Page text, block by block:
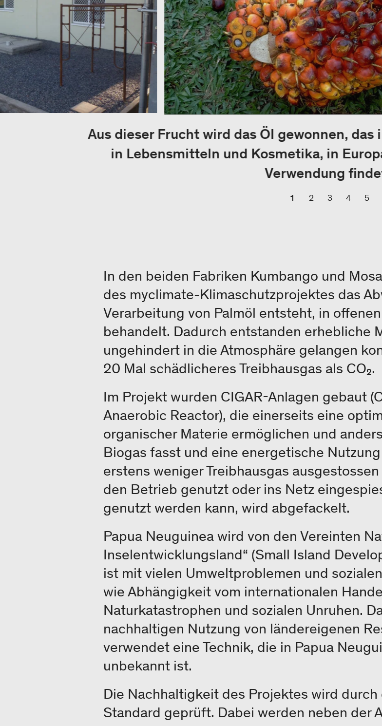
Aus dieser Frucht wird das Öl gewonnen,
in Lebensmitteln und Kosmetika, in
Verwendung
1 2 3 4 5
In den beiden Fabriken Kumbango und
des myclimate-Klimaschutzprojektes das
Verarbeitung von Palmöl entsteht, in
behandelt. Dadurch entstanden erhebliche
ungehindert in die Atmosphäre gelangen
20 Mal schädlicheres Treibhausgas als CO₂.
Im Projekt wurden CIGAR-Anlagen gebaut
Anaerobic Reactor), die einerseits eine
organischer Materie ermöglichen und
Biogas fasst und eine energetische
erstens weniger Treibhausgas
den Betrieb genutzt oder ins Netz
genutzt werden kann, wird abgefackelt.
Papua Neuguinea wird von den Vereinten
Inselentwicklungsland“ (Small Island
ist mit vielen Umweltproblemen und
wie Abhängigkeit vom internationalen
Naturkatastrophen und sozialen Unruhen.
nachhaltigen Nutzung von ländereigenen
verwendet eine Technik, die in Papua
unbekannt ist.
Die Nachhaltigkeit des Projektes wird
Standard geprüft. Dabei werden neben der